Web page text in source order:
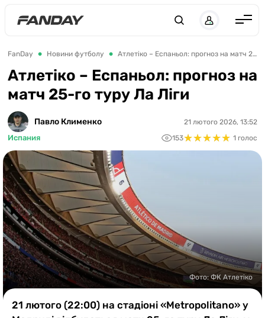
Англія
Іспанія
Німеччина
Франція
ЧЕ-2028
Букмекери
Казино
FanDay Новини футболу Атлетіко – Еспаньол: прогноз на матч 25-го туру Ла Ліги
Атлетіко – Еспаньол: прогноз на
матч 25-го туру Ла Ліги
Павло Клименко
Испания
21 лютого 2026, 13:52
153★★★★★
★★★★★ 1 голос
Фото: ФК Атлетіко
21 лютого (22:00) на стадіоні «Metropolitano» у